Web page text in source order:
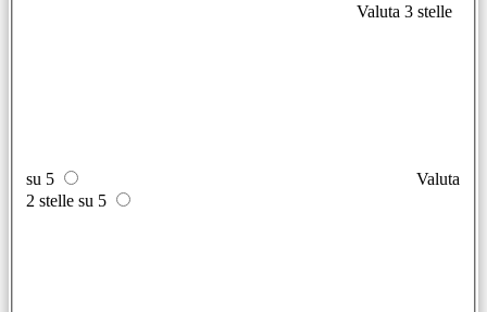
Valuta 3 stelle
su 5
Valuta
2 stelle su 5